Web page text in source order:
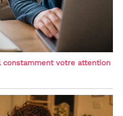
votre attention